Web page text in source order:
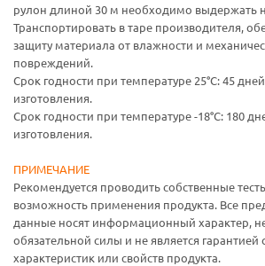
рулон длиной 30 м необходимо выдержать
Транспортировать в таре производителя,
защиту материала от влажности и
повреждений.
Срок годности при температуре 25°C: 45
изготовления.
Срок годности при температуре -18°C: 180
изготовления.
ПРИМЕЧАНИЕ
Рекомендуется проводить собственные
возможность применения продукта. Все
данные носят информационный характер,
обязательной силы и не является гарантией
характеристик или свойств продукта.